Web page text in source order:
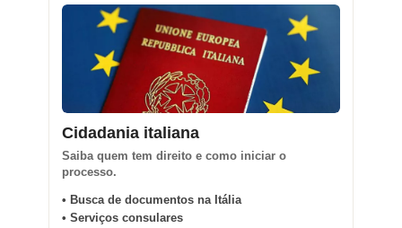
Cidadania italiana
Saiba quem tem direito e como iniciar o
processo.
• Busca de documentos na Itália
• Serviços consulares